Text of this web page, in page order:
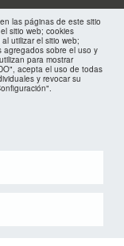
las páginas de este sitio
sitio web; cookies
utilizar el sitio web;
agregados sobre el uso y
para mostrar
acepta el uso de todas
y revocar su